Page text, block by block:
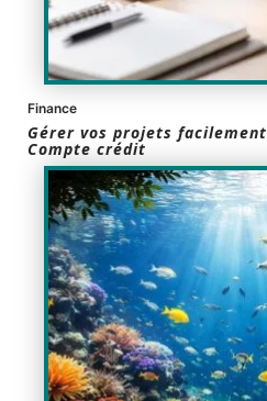
Finance
Gérer vos projets facilement
Compte crédit